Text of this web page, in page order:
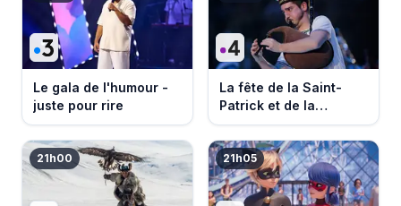
Le gala de l'humour -
juste pour rire
La fête de la Saint-
Patrick et de la
Bretagne
21h00 21h05